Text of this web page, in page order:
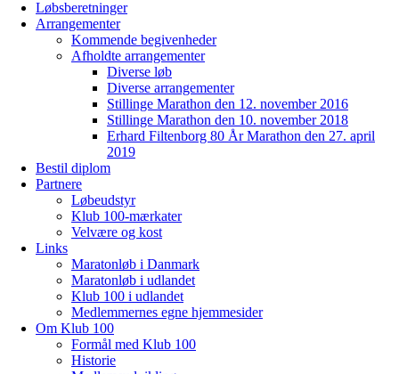
Løbsberetninger
Arrangementer
Kommende begivenheder
Afholdte arrangementer
Diverse løb
Diverse arrangementer
Stillinge Marathon den 12. november 2016
Stillinge Marathon den 10. november 2018
Erhard Filtenborg 80 År Marathon den 27. april
2019
Bestil diplom
Partnere
Løbeudstyr
Klub 100-mærkater
Velvære og kost
Links
Maratonløb i Danmark
Maratonløb i udlandet
Klub 100 i udlandet
Medlemmernes egne hjemmesider
Om Klub 100
Formål med Klub 100
Historie